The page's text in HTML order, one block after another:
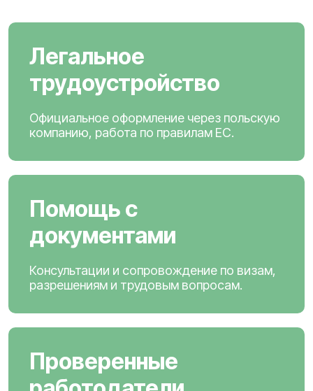
Легальное
трудоустройство
Официальное оформление через польскую
компанию, работа по правилам ЕС.
Помощь с
документами
Консультации и сопровождение по визам,
разрешениям и трудовым вопросам.
Проверенные